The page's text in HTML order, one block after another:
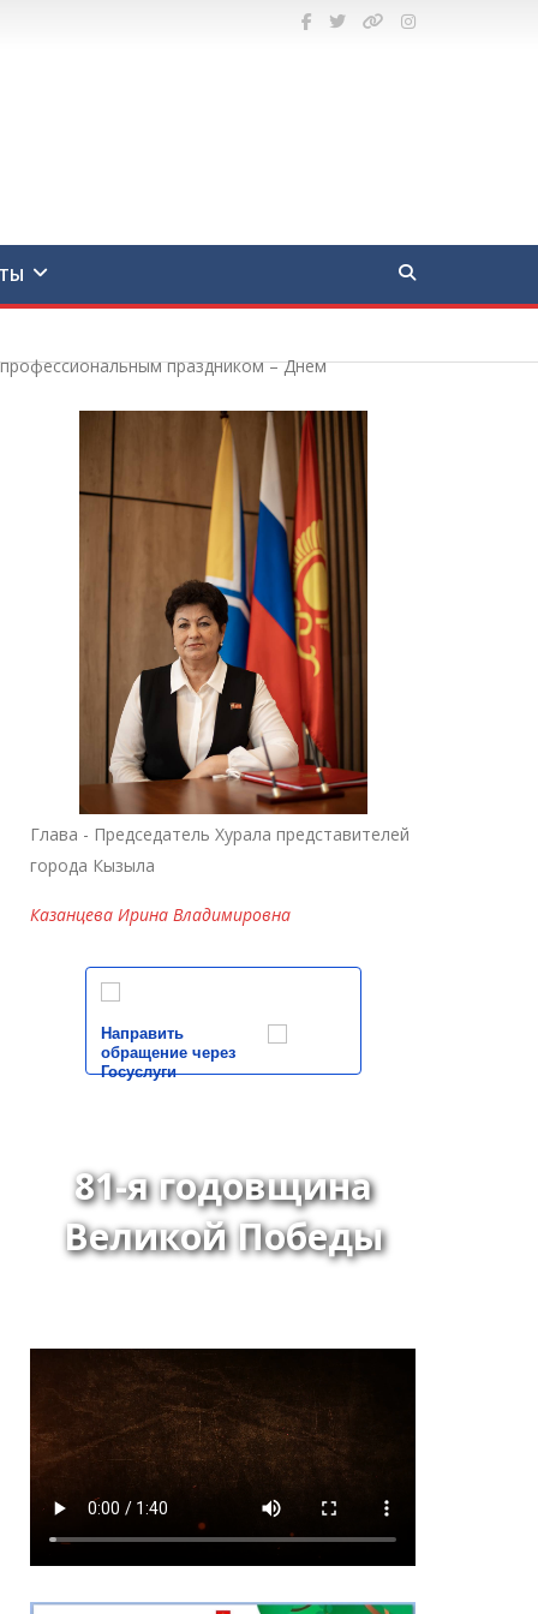
праздником – Днем
Глава - Председатель Хурала представителей
города Кызыла
Казанцева Ирина Владимировна
Направить
обращение через
Госуслуги
81-я годовщина
Великой Победы